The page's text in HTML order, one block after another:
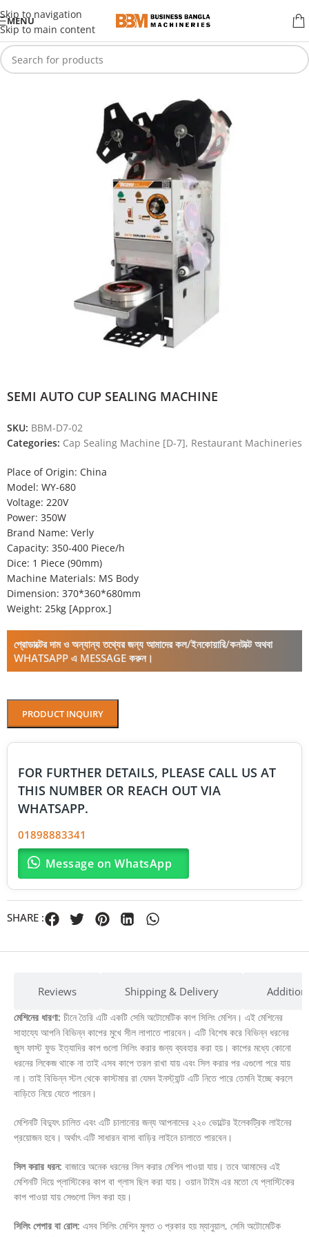
Skip to navigation
Skip to main content
MENU
SEMI AUTO CUP SEALING MACHINE
SKU: BBM-D7-02
Categories: Cap Sealing Machine [D-7], Restaurant Machineries
Place of Origin: China
Model: WY-680
Voltage: 220V
Power: 350W
Brand Name: Verly
Capacity: 350-400 Piece/h
Dice: 1 Piece (90mm)
Machine Materials: MS Body
Dimension: 370*360*680mm
Weight: 25kg [Approx.]
প্রোডাক্টের দাম ও অন্যান্য তথ্যের জন্য আমাদের কল/ইনকোয়ারি/কনটাক্ট অথবা
WHATSAPP এ MESSAGE করুন।
PRODUCT INQUIRY
FOR FURTHER DETAILS, PLEASE CALL US AT
THIS NUMBER OR REACH OUT VIA
WHATSAPP.
01898883341
Message on WhatsApp
SHARE :
Reviews Shipping & Delivery
মেশিনের ধারণা: চীনে তৈরি এটি একটি সেমি অটোমেটিক কাপ সিলিং মেশিন। এই মেশিনের
সাহায্যে আপনি বিভিন্ন কাপের মুখে সীল লাগাতে পারবেন। এটি বিশেষ করে বিভিন্ন ধরনের
জুস ফাস্ট ফুড ইত্যাদির কাপ গুলো সিলিং করার জন্য ব্যবহার করা হয়। কাপের মধ্যে কোনো
ধরনের লিকেজ থাকে না তাই এসব কাপে তরল রাখা যায় এবং সিল করার পর এগুলো পরে যায়
না। তাই বিভিন্ন স্টল থেকে কাস্টমার রা যেমন ইনস্ট্যান্ট এটি নিতে পারে তেমনি ইচ্ছে করলে
বাড়িতে নিয়ে যেতে পারেন।
মেশিনটি বিদ্যুৎ চালিত এবং এটি চালানোর জন্য আপনাদের ২২০ ভোল্টের ইলেকট্রিক লাইনের
প্রয়োজন হবে। অর্থাৎ এটি সাধারন বাসা বাড়ির লাইনে চালাতে পারবেন।
সিল করার ধরন: বাজারে অনেক ধরনের সিল করার মেশিন পাওয়া যায়। তবে আমাদের এই
মেশিনটি দিয়ে প্লাস্টিকের কাপ বা গ্লাস ছিল করা যায়। ওয়ান টাইম এর মতো যে প্লাস্টিকের
কাপ পাওয়া যায় সেগুলো সিল করা হয়।
সিলিং পেপার বা রোল: এসব সিলিং মেশিন মুলত ৩ প্রকার হয় ম্যানুয়াল, সেমি অটোমেটিক